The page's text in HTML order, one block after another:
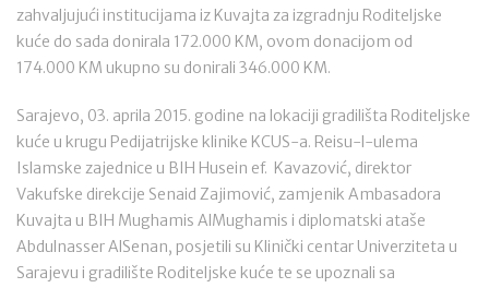
zahvaljujući institucijama iz Kuvajta za izgradnju Roditeljske
kuće do sada donirala 172.000 KM, ovom donacijom od
174.000 KM ukupno su donirali 346.000 KM.
Sarajevo, 03. aprila 2015. godine na lokaciji gradilišta Roditeljske
kuće u krugu Pedijatrijske klinike KCUS-a. Reisu-l-ulema
Islamske zajednice u BIH Husein ef. Kavazović, direktor
Vakufske direkcije Senaid Zajimović, zamjenik Ambasadora
Kuvajta u BIH Mughamis AlMughamis i diplomatski ataše
Abdulnasser AlSenan, posjetili su Klinički centar Univerziteta u
Sarajevu i gradilište Roditeljske kuće te se upoznali sa